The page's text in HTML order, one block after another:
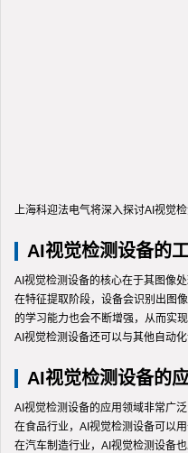
上海科迎法电气将深入探讨AI视觉
AI视觉检测设备的
AI视觉检测设备的核心在于其图像
在特征提取阶段，设备会识别出图
的学习能力也会不断增强，从而实现
AI视觉检测设备还可以与其他自动
AI视觉检测设备的
AI视觉检测设备的应用领域非常广
在食品行业，AI视觉检测设备可以
在汽车制造行业，AI视觉检测设备